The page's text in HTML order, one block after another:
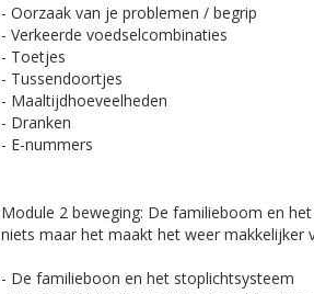
- Oorzaak van je problemen / begrip
- Verkeerde voedselcombinaties
- Toetjes
- Tussendoortjes
- Maaltijdhoeveelheden
- Dranken
- E-nummers
​Module 2 beweging: De familieboom en
niets maar het maakt het weer makkelijker
- De familieboon en het stoplichtsysteem